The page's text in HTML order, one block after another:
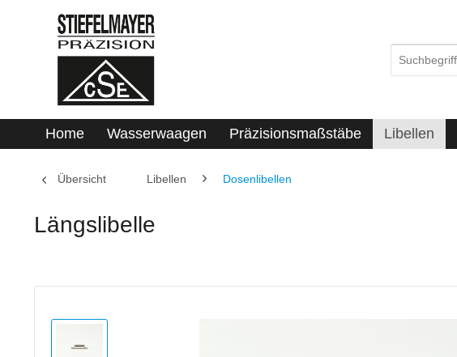
Home Wasserwaagen Präzisionsmaßstäbe Libellen
Übersicht Libellen Dosenlibellen
Längslibelle